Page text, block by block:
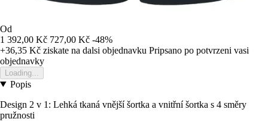
Od
1 392,00 Kč 727,00 Kč -48%
+36,35 Kč ziskate na dalsi objednavku Pripsano po potvrzeni vasi
objednavky
Loading...
Popis
Design 2 v 1: Lehká tkaná vnější šortka a vnitřní šortka s 4 směry
pružnosti